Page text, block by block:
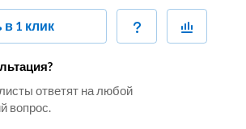
в 1 клик
ответят на любой
вопрос.